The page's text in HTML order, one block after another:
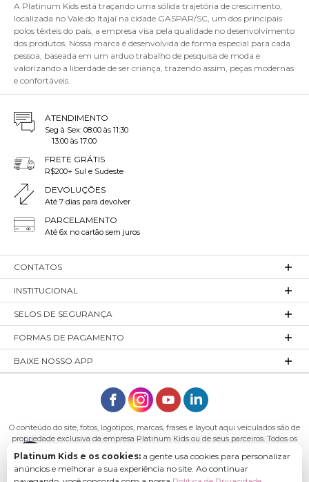
A Platinum Kids está traçando uma sólida trajetória de crescimento,
localizada no Vale do Itajaí na cidade GASPAR/SC, um dos principais
polos têxteis do país, a empresa visa pela qualidade no desenvolvimento
dos produtos. Nossa marca é desenvolvida de forma especial para cada
pessoa, baseada em um arduo trabalho de pesquisa de moda e
valorizando a liberdade de ser criança, trazendo assim, peças modernas
e confortáveis.
ATENDIMENTO
Seg à Sex: 08:00 às 11:30
13:00 às 17:00
FRETE GRÁTIS
R$200+ Sul e Sudeste
DEVOLUÇÕES
Até 7 dias para devolver
PARCELAMENTO
Até 6x no cartão sem juros
CONTATOS
INSTITUCIONAL
SELOS DE SEGURANÇA
FORMAS DE PAGAMENTO
BAIXE NOSSO APP
O conteúdo do site, fotos, logotipos, marcas, frases e layout aqui veiculados são de
propriedade exclusiva da empresa Platinum Kids ou de seus parceiros. Todos os
direitos reservados. Platinum Kids - Platinum Indústria de Confecções LTDA -
CNPJ: 27.180.131/0001-54 Endereço: Rod. Ivo Silveira, n° 7505 - Bateias, Gaspar - SC,
89113-040
Platinum Kids e os cookies: a gente usa cookies para personalizar
anúncios e melhorar a sua experiência no site. Ao continuar